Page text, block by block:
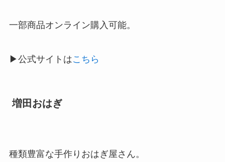
一部商品オンライン購入可能。
▶公式サイトはこちら
増田おはぎ
種類豊富な手作りおはぎ屋さん。